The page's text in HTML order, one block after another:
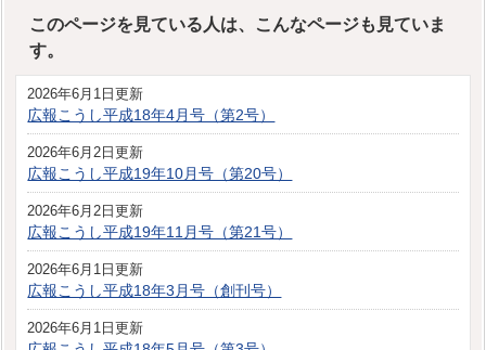
このページを見ている人は、こんなページも見ていま
す。
2026年6月1日更新
広報こうし平成18年4月号（第2号）
2026年6月2日更新
広報こうし平成19年10月号（第20号）
2026年6月2日更新
広報こうし平成19年11月号（第21号）
2026年6月1日更新
広報こうし平成18年3月号（創刊号）
2026年6月1日更新